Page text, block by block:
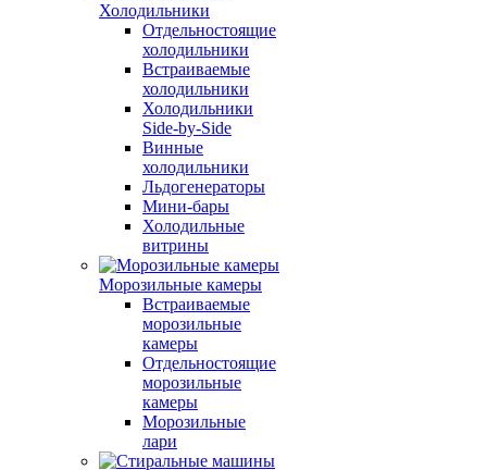
Холодильники
Отдельностоящие
холодильники
Встраиваемые
холодильники
Холодильники
Side-by-Side
Винные
холодильники
Льдогенераторы
Мини-бары
Холодильные
витрины
Морозильные камеры
Встраиваемые
морозильные
камеры
Отдельностоящие
морозильные
камеры
Морозильные
лари